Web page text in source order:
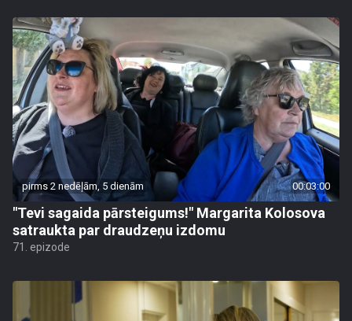
pirms 2 nedēļām, 5 dienām 00:03:00
"Tevi sagaida pārsteigums!" Margarita Kolosova
satraukta par draudzeņu izdomu
71. epizode